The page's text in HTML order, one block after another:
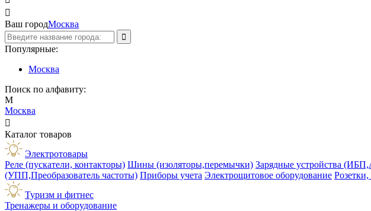

Ваш городМосква
Популярные:
Москва
Поиск по алфавиту:
М
Москва

Каталог товаров
Электротовары
Реле (пускатели, контакторы) Шины (изоляторы,перемычки) Зарядные устройства
(УПП,Преобразователь частоты) Приборы учета Электрощитовое оборудование
Туризм и фитнес
Тренажеры и оборудование